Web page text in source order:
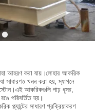
আহরণ করা যায়।লোহার আকরিক
সাধারণত খনন করা হয়, ম্যাগনে
আকরিকগুলি গাঢ় ধূসর,
পরিবর্তিত হয়।
সাধারণ প্রক্রিয়াকরণ